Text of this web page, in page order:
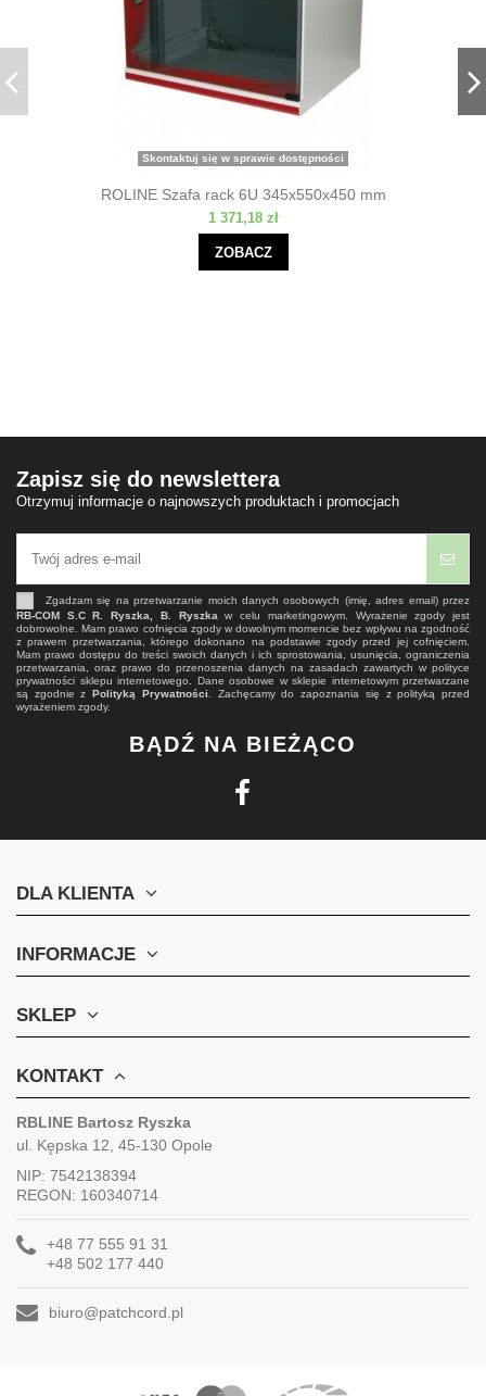
Skontaktuj się w sprawie dostępności
ROLINE Szafa rack 6U 345x550x450 mm
1 371,18 zł
ZOBACZ
Zapisz się do newslettera
Otrzymuj informacje o najnowszych produktach i promocjach
Zgadzam się na przetwarzanie moich danych osobowych (imię, adres email) przez
RB-COM S.C R. Ryszka, B. Ryszka w celu marketingowym. Wyrażenie zgody jest
dobrowolne. Mam prawo cofnięcia zgody w dowolnym momencie bez wpływu na zgodność
z prawem przetwarzania, którego dokonano na podstawie zgody przed jej cofnięciem.
Mam prawo dostępu do treści swoich danych i ich sprostowania, usunięcia, ograniczenia
przetwarzania, oraz prawo do przenoszenia danych na zasadach zawartych w polityce
prywatności sklepu internetowego. Dane osobowe w sklepie internetowym przetwarzane
są zgodnie zPolityką Prywatności . Zachęcamy do zapoznania się z polityką przed
wyrażeniem zgody.
BĄDŹ NA BIEŻĄCO
DLA KLIENTA
INFORMACJE
SKLEP
KONTAKT
RBLINE Bartosz Ryszka
ul. Kępska 12, 45-130 Opole
NIP: 7542138394
REGON: 160340714
+48 77 555 91 31
+48 502 177 440
biuro@patchcord.pl